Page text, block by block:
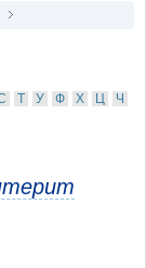
Т У Ф Х Ц
Ч